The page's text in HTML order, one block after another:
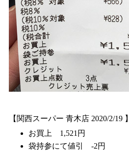
【関西スーパー 青木店 2020/2/19 】
お買上 1,521円
袋持参にて値引 -2円